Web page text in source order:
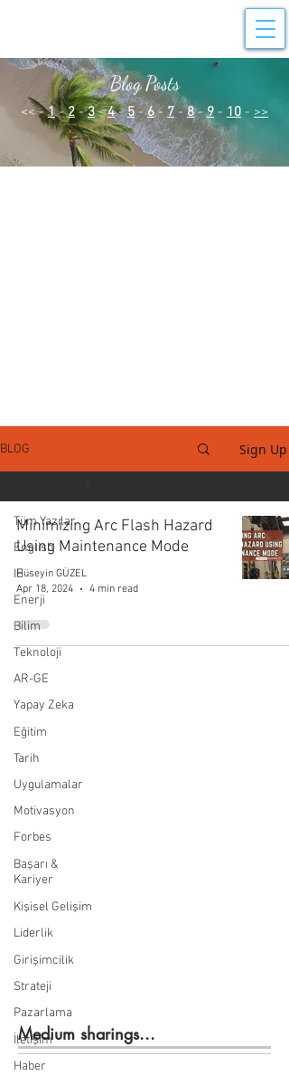
Blog Posts
<< - 1 - 2-3 -4 -5-6- 7 -8 - 9 - 10 - >>
BLOG Sign Up
Tüm Yazılar
English
IE
Enerji
Bilim
Teknoloji
AR-GE
Yapay Zeka
Eğitim
Tarih
Uygulamalar
Motivasyon
Forbes
Başarı &
Kariyer
Kişisel Gelişim
Liderlik
Girişimcilik
Strateji
Pazarlama
İletişim
Haber
Minimizing Arc Flash Hazard
Using Maintenance Mode
Hüseyin GÜZEL
Apr 18, 2024
4 min read
Medium sharings...